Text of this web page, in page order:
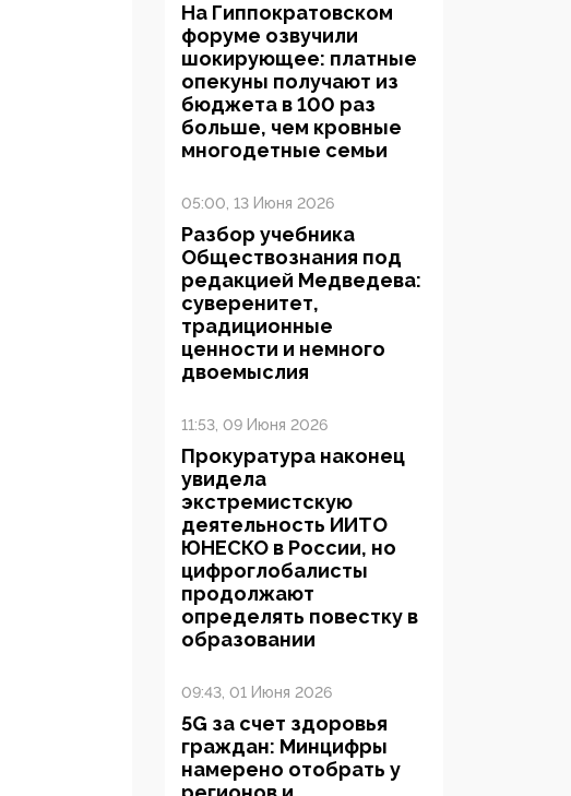
На Гиппократовском
форуме озвучили
шокирующее: платные
опекуны получают из
бюджета в 100 раз
больше, чем кровные
многодетные семьи
05:00, 13 Июня 2026
Разбор учебника
Обществознания под
редакцией Медведева:
суверенитет,
традиционные
ценности и немного
двоемыслия
11:53, 09 Июня 2026
Прокуратура наконец
увидела
экстремистскую
деятельность ИИТО
ЮНЕСКО в России, но
цифроглобалисты
продолжают
определять повестку в
образовании
09:43, 01 Июня 2026
5G за счет здоровья
граждан: Минцифры
намерено отобрать у